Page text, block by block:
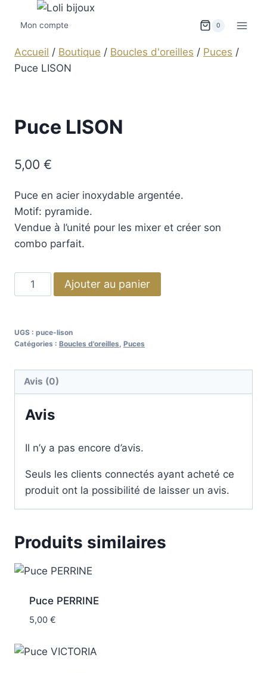
Mon compte 0
Accueil / Boutique / Boucles d'oreilles / Puces /
Puce LISON
Puce LISON
5,00 €
Puce en acier inoxydable argentée.
Motif: pyramide.
Vendue à l’unité pour les mixer et créer son
combo parfait.
Ajouter au panier
UGS : puce-lison
Catégories : Boucles d'oreilles Puces
Avis (0)
Avis
Il n’y a pas encore d’avis.
Seuls les clients connectés ayant acheté ce
produit ont la possibilité de laisser un avis.
Produits similaires
Puce PERRINE
5,00 €